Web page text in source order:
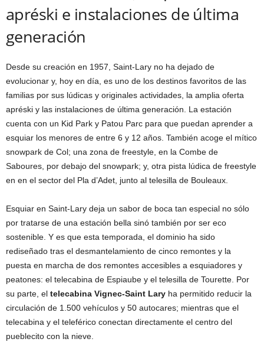
apréski e instalaciones de última
generación
Desde su creación en 1957, Saint-Lary no ha dejado de
evolucionar y, hoy en día, es uno de los destinos favoritos de las
familias por sus lúdicas y originales actividades, la amplia oferta
apréski y las instalaciones de última generación. La estación
cuenta con un Kid Park y Patou Parc para que puedan aprender a
esquiar los menores de entre 6 y 12 años. También acoge el mítico
snowpark de Col; una zona de freestyle, en la Combe de
Saboures, por debajo del snowpark; y, otra pista lúdica de freestyle
en en el sector del Pla d’Adet, junto al telesilla de Bouleaux.
Esquiar en Saint-Lary deja un sabor de boca tan especial no sólo
por tratarse de una estación bella sinó también por ser eco
sostenible. Y es que esta temporada, el dominio ha sido
rediseñado tras el desmantelamiento de cinco remontes y la
puesta en marcha de dos remontes accesibles a esquiadores y
peatones: el telecabina de Espiaube y el telesilla de Tourette. Por
su parte, el telecabina Vignec-Saint Lary ha permitido reducir la
circulación de 1.500 vehículos y 50 autocares; mientras que el
telecabina y el teleférico conectan directamente el centro del
pueblecito con la nieve.